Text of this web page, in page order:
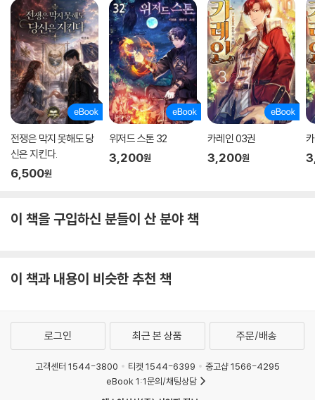
전쟁은 막지 못해도 당
신은 지킨다.
6,500원
위저드 스톤 32
3,200원
카레인 03권
3,200원
이 책을 구입하신 분들이 산 분야 책
이 책과 내용이 비슷한 추천 책
로그인 최근 본 상품 주문/배송
고객센터 1544-3800 티켓 1544-6399
중고샵 1566-4295
eBook 1:1문의/채팅상담